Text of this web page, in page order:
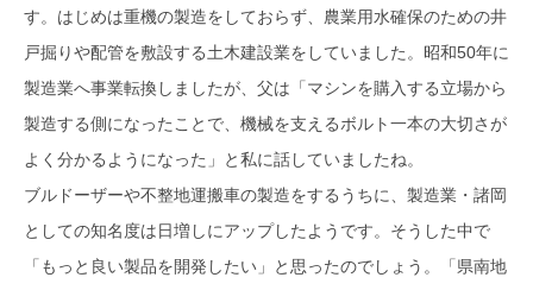
す。はじめは重機の製造をしておらず、農業用水確保のための井
戸掘りや配管を敷設する土木建設業をしていました。昭和50年に
製造業へ事業転換しましたが、父は「マシンを購入する立場から
製造する側になったことで、機械を支えるボルト一本の大切さが
よく分かるようになった」と私に話していましたね。
ブルドーザーや不整地運搬車の製造をするうちに、製造業・諸岡
としての知名度は日増しにアップしたようです。そうした中で
「もっと良い製品を開発したい」と思ったのでしょう。「県南地